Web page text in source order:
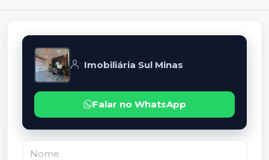
Imobiliária Sul Minas
Falar no WhatsApp